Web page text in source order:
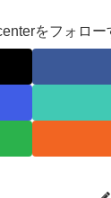
をフォロー